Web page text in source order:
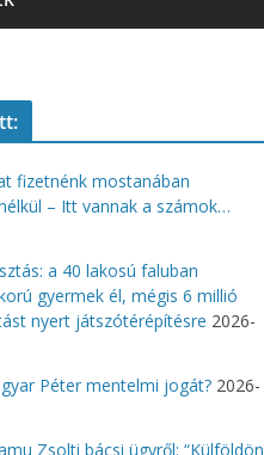
fizetnénk mostanában
– Itt vannak a számok…
a 40 lakosú faluban
gyermek él, mégis 6 millió
nyert játszótérépítésre 2026-
Péter mentelmi jogát? 2026-
Zsolti bácsi ügyről: “Külföldön